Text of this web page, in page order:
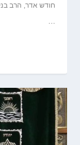
חודש אדר, הרב